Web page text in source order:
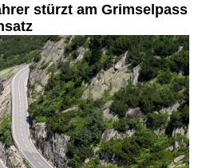
stürzt am Grimselpass